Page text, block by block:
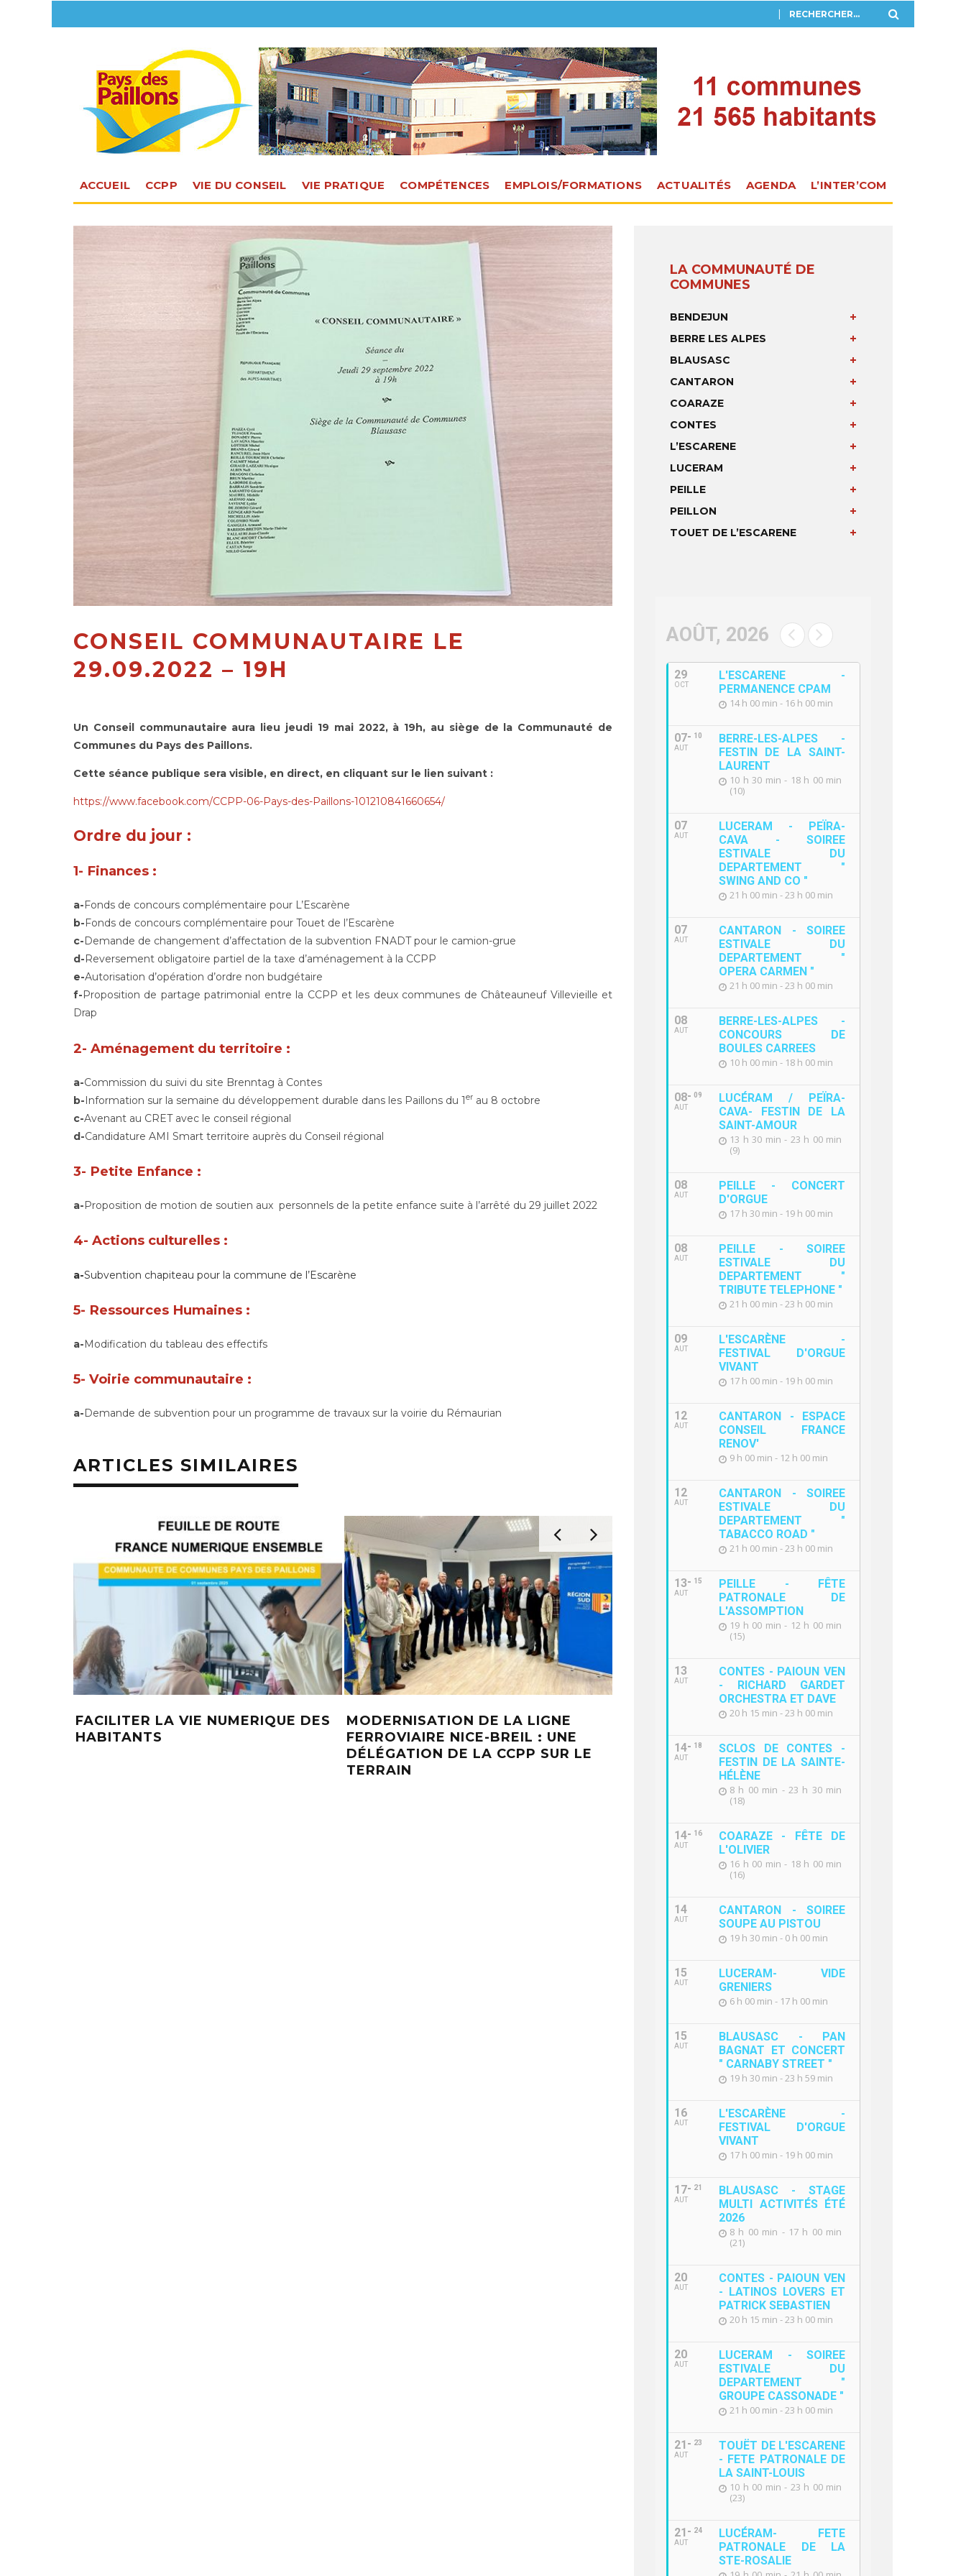
ACCUEIL CCPP VIE DU CONSEIL VIE PRATIQUE COMPÉTENCES EMPLOIS/FORMATIONS ACTUALITÉS AGENDA L’INTER’COM
CONSEIL COMMUNAUTAIRE LE
29.09.2022 – 19H
Un Conseil communautaire aura lieu jeudi 19 mai 2022, à 19h, au siège de la Communauté de
Communes du Pays des Paillons.
Cette séance publique sera visible, en direct, en cliquant sur le lien suivant :
https://www.facebook.com/CCPP-06-Pays-des-Paillons-101210841660654/
Ordre du jour :
1- Finances :
a- Fonds de concours complémentaire pour L’Escarène
b- Fonds de concours complémentaire pour Touet de l’Escarène
c- Demande de changement d’affectation de la subvention FNADT pour le camion-grue
d- Reversement obligatoire partiel de la taxe d’aménagement à la CCPP
e-Autorisation d’opération d’ordre non budgétaire
f- Proposition de partage patrimonial entre la CCPP et les deux communes de Châteauneuf Villevieille et
Drap
2- Aménagement du territoire :
a-Commission du suivi du site Brenntag à Contes
b-Information sur la semaine du développement durable dans les Paillons du 1er au 8 octobre
c-Avenant au CRET avec le conseil régional
d-Candidature AMI Smart territoire auprès du Conseil régional
3- Petite Enfance :
a-Proposition de motion de soutien aux personnels de la petite enfance suite à l’arrêté du 29 juillet 2022
4- Actions culturelles :
a-Subvention chapiteau pour la commune de l’Escarène
5- Ressources Humaines :
a-Modification du tableau des effectifs
5- Voirie communautaire :
a- Demande de subvention pour un programme de travaux sur la voirie du Rémaurian
ARTICLES SIMILAIRES
FACILITER LA VIE NUMERIQUE DES
HABITANTS
MODERNISATION DE LA LIGNE
FERROVIAIRE NICE-BREIL : UNE
DÉLÉGATION DE LA CCPP SUR LE
TERRAIN
« S’UNIR POUR SE SOUVENIR »
LA COMMUNAUTÉ DE
COMMUNES
BENDEJUN
BERRE LES ALPES
BLAUSASC
CANTARON
COARAZE
CONTES
L’ESCARENE
LUCERAM
PEILLE
PEILLON
TOUET DE L’ESCARENE
AOÛT, 2026
29
OCT
L'ESCARENE -
PERMANENCE CPAM
14 h 00 min - 16 h 00 min
07
AUT
10
BERRE-LES-ALPES -
FESTIN DE LA SAINT-
LAURENT
10 h 30 min - 18 h 00 min
(10)
07
AUT
LUCERAM - PEÏRA-
CAVA - SOIREE
ESTIVALE DU
DEPARTEMENT "
SWING AND CO "
21 h 00 min - 23 h 00 min
07
AUT
CANTARON - SOIREE
ESTIVALE DU
DEPARTEMENT "
OPERA CARMEN "
21 h 00 min - 23 h 00 min
08
AUT
BERRE-LES-ALPES -
CONCOURS DE
BOULES CARREES
10 h 00 min - 18 h 00 min
08
AUT
09
LUCÉRAM / PEÏRA-
CAVA- FESTIN DE LA
SAINT-AMOUR
13 h 30 min - 23 h 00 min
(9)
08
AUT
PEILLE - CONCERT
D'ORGUE
17 h 30 min - 19 h 00 min
08
AUT
PEILLE - SOIREE
ESTIVALE DU
DEPARTEMENT "
TRIBUTE TELEPHONE "
21 h 00 min - 23 h 00 min
09
AUT
L'ESCARÈNE -
FESTIVAL D'ORGUE
VIVANT
17 h 00 min - 19 h 00 min
12
AUT
CANTARON - ESPACE
CONSEIL FRANCE
RENOV'
9 h 00 min - 12 h 00 min
12
AUT
CANTARON - SOIREE
ESTIVALE DU
DEPARTEMENT "
TABACCO ROAD "
21 h 00 min - 23 h 00 min
13
AUT
15
PEILLE - FÊTE
PATRONALE DE
L'ASSOMPTION
19 h 00 min - 12 h 00 min
(15)
13
AUT
CONTES - PAIOUN VEN
- RICHARD GARDET
ORCHESTRA ET DAVE
20 h 15 min - 23 h 00 min
14
AUT
18
SCLOS DE CONTES -
FESTIN DE LA SAINTE-
HÉLÈNE
8 h 00 min - 23 h 30 min
(18)
14
AUT
16
COARAZE - FÊTE DE
L'OLIVIER
16 h 00 min - 18 h 00 min
(16)
14
AUT
CANTARON - SOIREE
SOUPE AU PISTOU
19 h 30 min - 0 h 00 min
15
AUT
LUCERAM- VIDE
GRENIERS
6 h 00 min - 17 h 00 min
15
AUT
BLAUSASC - PAN
BAGNAT ET CONCERT
" CARNABY STREET "
19 h 30 min - 23 h 59 min
16
AUT
L'ESCARÈNE -
FESTIVAL D'ORGUE
VIVANT
17 h 00 min - 19 h 00 min
17
AUT
21
BLAUSASC - STAGE
MULTI ACTIVITÉS ÉTÉ
2026
8 h 00 min - 17 h 00 min
(21)
20
AUT
CONTES - PAIOUN VEN
- LATINOS LOVERS ET
PATRICK SEBASTIEN
20 h 15 min - 23 h 00 min
20
AUT
LUCERAM - SOIREE
ESTIVALE DU
DEPARTEMENT "
GROUPE CASSONADE "
21 h 00 min - 23 h 00 min
21
AUT
23
TOUËT DE L'ESCARENE
- FETE PATRONALE DE
LA SAINT-LOUIS
10 h 00 min - 23 h 00 min
(23)
21
AUT
24
LUCÉRAM- FETE
PATRONALE DE LA
STE-ROSALIE